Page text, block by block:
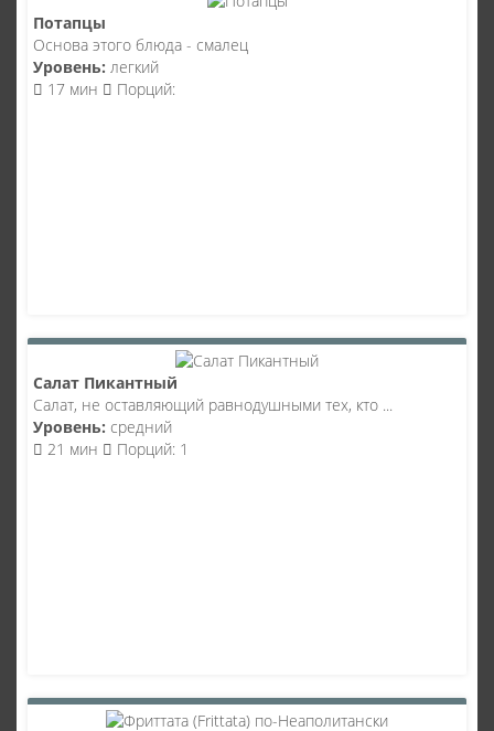
Потапцы
Основа этого блюда - смалец
Уровень: легкий
17 мин
Порций:
Салат Пикантный
Салат, не оставляющий равнодушными тех, кто ...
Уровень: средний
21 мин
Порций: 1